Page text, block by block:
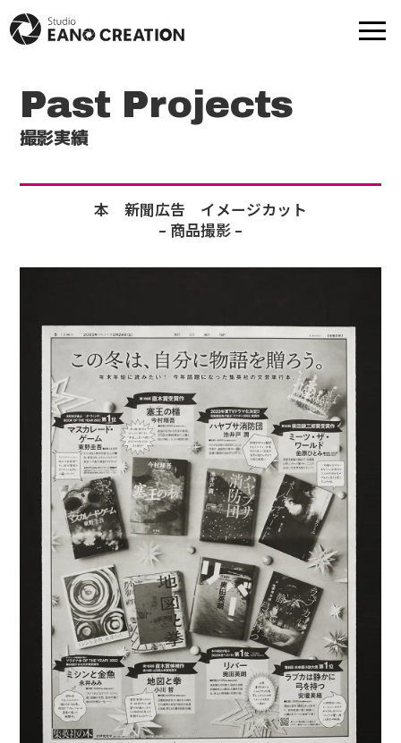
商品撮影 動画-映像制作
Web制作
スタジオ概要 運営会社
オプション内容 よくある質問
お知らせ ブログ
ディレクター・カメラマン
募集
モデル募集
サービス説明 利用規約
プライバシーポリシー お問い合わせ
Past Projects
撮影実績
本 新聞広告 イメージカット
– 商品撮影 –